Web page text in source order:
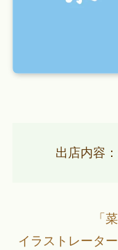
出店内容
「
イラストレータ